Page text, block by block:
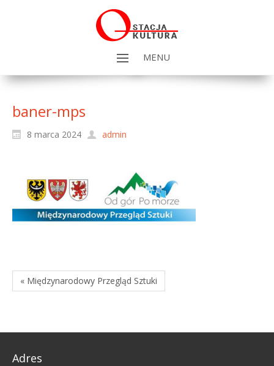
MENU
baner-mps
8 marca 2024 admin
« Międzynarodowy Przegląd Sztuki
Adres